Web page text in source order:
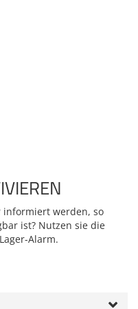
informiert werden, so
ist? Nutzen sie die
Alarm.